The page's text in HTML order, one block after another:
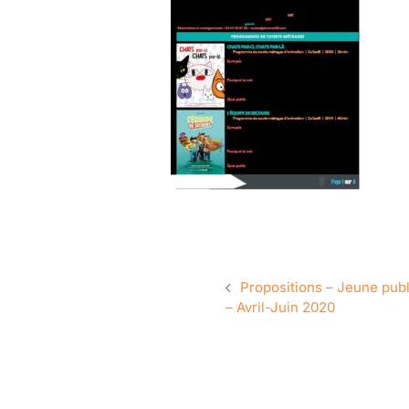
NAVIGATION
D’ARTICLE
Propositions – Jeune
– Avril-Juin 2020